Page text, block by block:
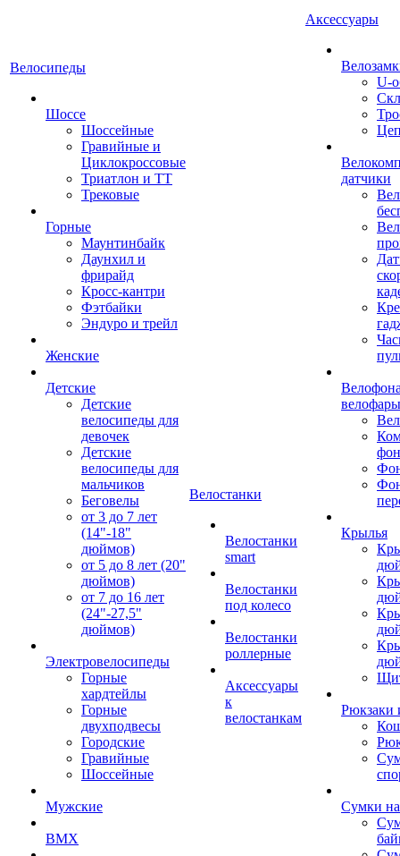
Велосипеды
Шоссе
Шоссейные
Гравийные и
Циклокроссовые
Триатлон и ТТ
Трековые
Горные
Маунтинбайк
Даунхил и
фрирайд
Кросс-кантри
Фэтбайки
Эндуро и трейл
Женские
Детские
Детские
велосипеды для
девочек
Детские
велосипеды для
мальчиков
Беговелы
от 3 до 7 лет
(14"-18"
дюймов)
от 5 до 8 лет (20"
дюймов)
от 7 до 16 лет
(24"-27,5"
дюймов)
Электровелосипеды
Горные
хардтейлы
Горные
двухподвесы
Городские
Гравийные
Шоссейные
Мужские
BMX
Велостанки
Велостанки
smart
Велостанки
под колесо
Велостанки
роллерные
Аксессуары
к
велостанкам
Аксессуары
U-
датчики
велофары
Крылья
Рюкзаки
Сумки